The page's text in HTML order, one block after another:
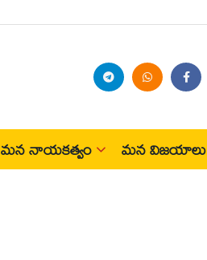
మన నాయకత్వం మన విజయాలు